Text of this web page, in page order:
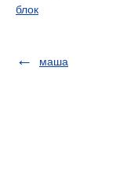
блок
маша